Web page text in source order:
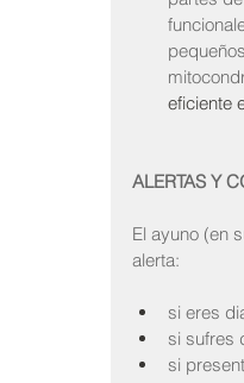
eficiente
ALERTAS Y
El ayuno (en
alerta:
si eres
si sufres
si